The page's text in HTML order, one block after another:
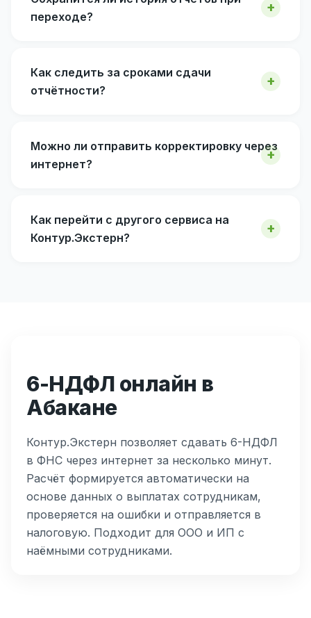
переходе?
Как следить за сроками сдачи
отчётности?
Можно ли отправить корректировку через
интернет?
Как перейти с другого сервиса на
Контур.Экстерн?
6-НДФЛ онлайн в
Абакане
Контур.Экстерн позволяет сдавать 6-НДФЛ
в ФНС через интернет за несколько минут.
Расчёт формируется автоматически на
основе данных о выплатах сотрудникам,
проверяется на ошибки и отправляется в
налоговую. Подходит для ООО и ИП с
наёмными сотрудниками.